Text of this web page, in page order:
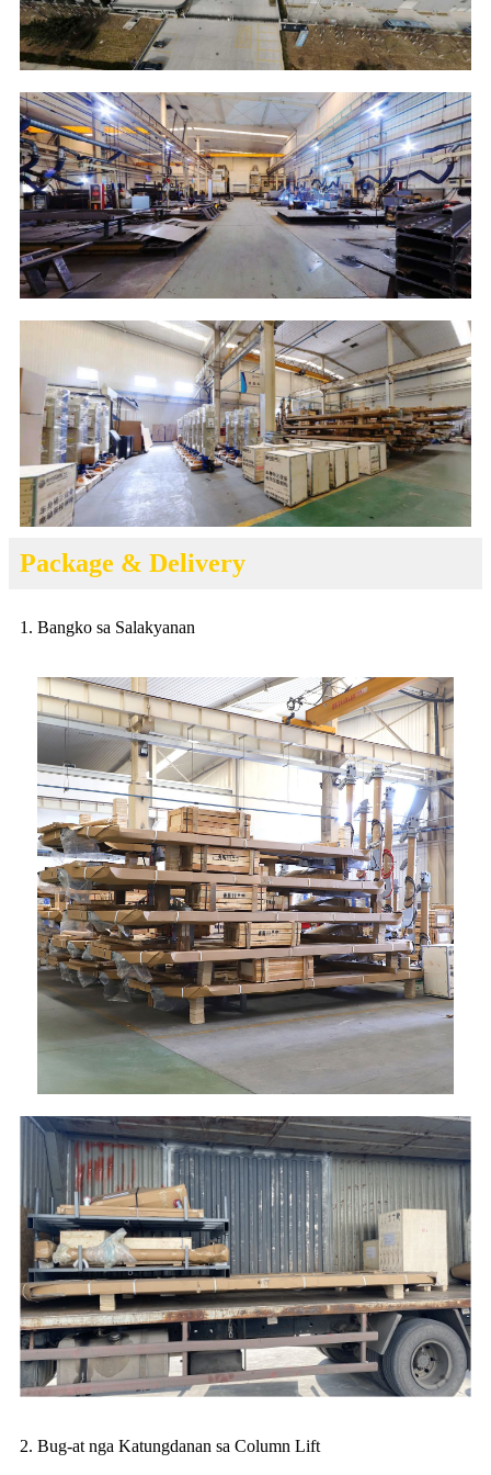
Package & Delivery
1. Bangko sa Salakyanan
2. Bug-at nga Katungdanan sa Column Lift